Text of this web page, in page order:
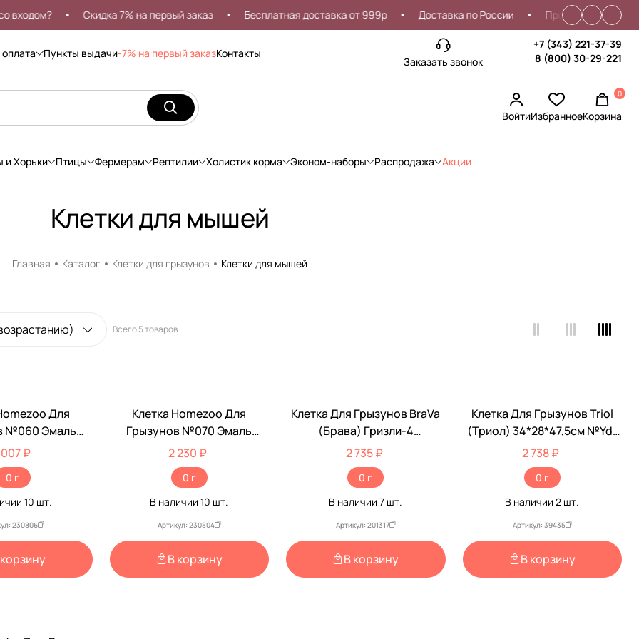
Скидка 7% на первый заказ Бесплатная доставка от 999р Доставка по России Проблемы со входом?
Пункты выдачи-7% на первый заказКонтакты
Заказать звонок
+7 (343) 221-37-39
8 (800) 30-29-221
ВойтиИзбранное
0
Корзина
и Хорьки Птицы Фермерам Рептилии Холистик корма Эконом-наборы Распродажа Акции
Клетки для мышей
Главная Каталог Клетки для грызунов Клетки для мышей
Всего5 товаров
Для
№060 Эмаль
₽
0 г
10 шт.
230806
Клетка Homezoo Для
Грызунов №070 Эмаль
35*23*39
2 230 ₽
0 г
В наличии10 шт.
Артикул: 230804
В корзину
Клетка Для Грызунов BraVa
(Брава) Гризли-4
41*30*52см 240 (1)
2 735 ₽
0 г
В наличии7 шт.
Артикул: 201317
В корзину
Клетка Для Грызунов Triol
(Триол) 34*28*47,5см №Yd-
435
2 738 ₽
0 г
В наличии2 шт.
Артикул: 39435
В корзину